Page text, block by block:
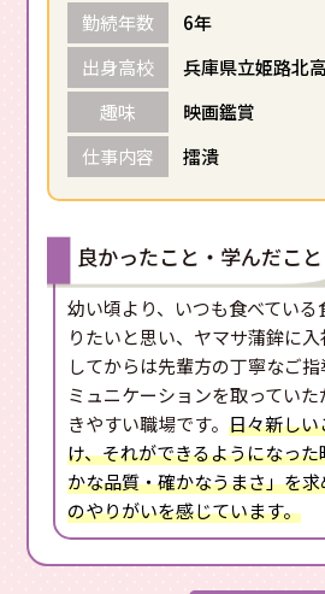
勤続年数
6年
出身高校
兵庫県立姫路北
趣味
映画鑑賞
仕事内容
擂潰
良かったこと・学んだこと
幼い頃より、いつも食べてい
りたいと思い、ヤマサ蒲鉾に
してからは先輩方の丁寧なご
ミュニケーションを取ってい
きやすい職場です。日々新し
け、それができるようになっ
かな品質・確かなうまさ」を
のやりがいを感じています。